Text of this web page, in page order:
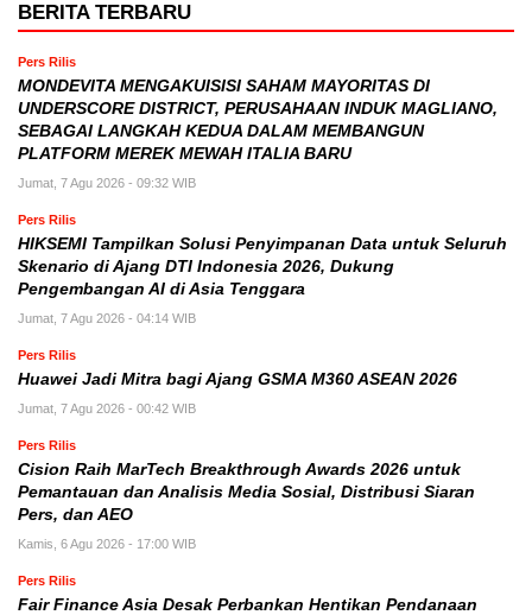
BERITA TERBARU
Pers Rilis
MONDEVITA MENGAKUISISI SAHAM MAYORITAS DI
UNDERSCORE DISTRICT, PERUSAHAAN INDUK MAGLIANO,
SEBAGAI LANGKAH KEDUA DALAM MEMBANGUN
PLATFORM MEREK MEWAH ITALIA BARU
Jumat, 7 Agu 2026 - 09:32 WIB
Pers Rilis
HIKSEMI Tampilkan Solusi Penyimpanan Data untuk Seluruh
Skenario di Ajang DTI Indonesia 2026, Dukung
Pengembangan AI di Asia Tenggara
Jumat, 7 Agu 2026 - 04:14 WIB
Pers Rilis
Huawei Jadi Mitra bagi Ajang GSMA M360 ASEAN 2026
Jumat, 7 Agu 2026 - 00:42 WIB
Pers Rilis
Cision Raih MarTech Breakthrough Awards 2026 untuk
Pemantauan dan Analisis Media Sosial, Distribusi Siaran
Pers, dan AEO
Kamis, 6 Agu 2026 - 17:00 WIB
Pers Rilis
Fair Finance Asia Desak Perbankan Hentikan Pendanaan